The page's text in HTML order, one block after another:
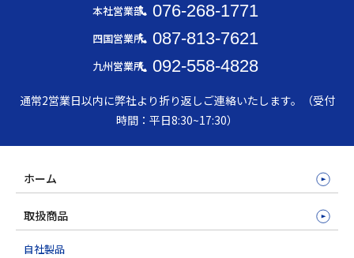
本社営業部 076-268-1771
四国営業所 087-813-7621
九州営業所 092-558-4828
通常2営業日以内に弊社より折り返しご連絡いたします。（受付
時間：平日8:30~17:30）
ホーム
取扱商品
自社製品